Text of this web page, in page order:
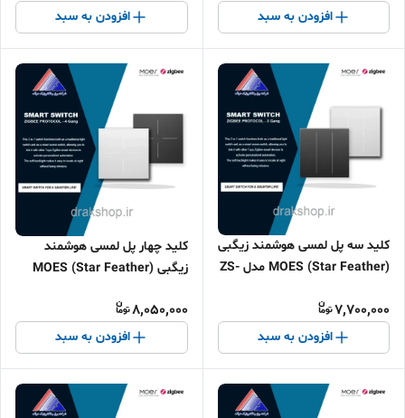
افزودن به سبد افزودن به سبد
کلید سه پل لمسی هوشمند زیگبی
(MOES (Star Feather مدل ZS-
7,700,000
افزودن به سبد
کلید چهار پل لمسی هوشمند
زیگبی (MOES (Star Feather
8,050,000
افزودن به سبد